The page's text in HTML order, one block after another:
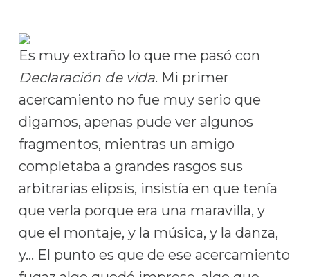
Es muy extraño lo que me pasó con
Declaración de vida. Mi primer
acercamiento no fue muy serio que
digamos, apenas pude ver algunos
fragmentos, mientras un amigo
completaba a grandes rasgos sus
arbitrarias elipsis, insistía en que tenía
que verla porque era una maravilla, y
que el montaje, y la música, y la danza,
y… El punto es que de ese acercamiento